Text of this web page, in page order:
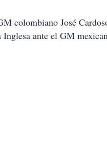
colombiano José
ante el GM